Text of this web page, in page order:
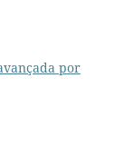
por